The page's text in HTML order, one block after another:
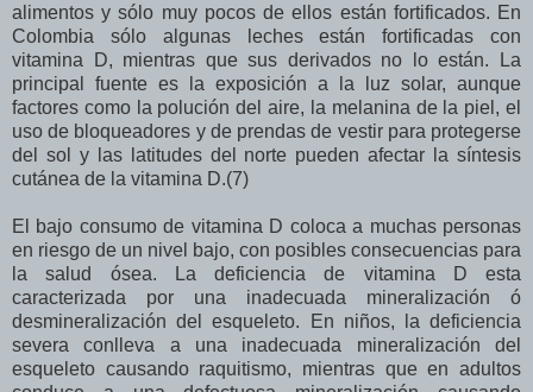
alimentos y sólo muy pocos de ellos están fortificados. En
Colombia sólo algunas leches están fortificadas con
vitamina D, mientras que sus derivados no lo están. La
principal fuente es la exposición a la luz solar, aunque
factores como la polución del aire, la melanina de la piel, el
uso de bloqueadores y de prendas de vestir para protegerse
del sol y las latitudes del norte pueden afectar la síntesis
cutánea de la vitamina D.(7)
El bajo consumo de vitamina D coloca a muchas personas
en riesgo de un nivel bajo, con posibles consecuencias para
la salud ósea. La deficiencia de vitamina D esta
caracterizada por una inadecuada mineralización ó
desmineralización del esqueleto. En niños, la deficiencia
severa conlleva a una inadecuada mineralización del
esqueleto causando raquitismo, mientras que en adultos